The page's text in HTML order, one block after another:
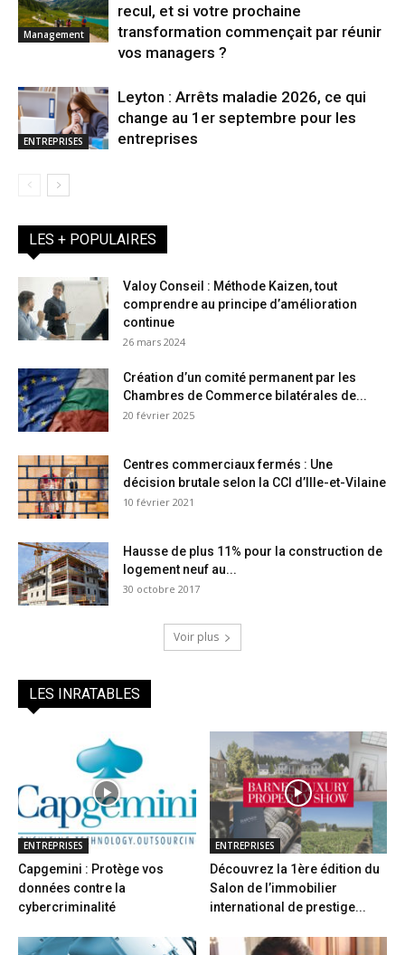
Management
recul, et si votre prochaine
transformation commençait par réunir
vos managers ?
ENTREPRISES
Leyton : Arrêts maladie 2026, ce qui
change au 1er septembre pour les
entreprises
LES + POPULAIRES
Valoy Conseil : Méthode Kaizen, tout
comprendre au principe d’amélioration
continue
26 mars 2024
Création d’un comité permanent par les
Chambres de Commerce bilatérales de...
20 février 2025
Centres commerciaux fermés : Une
décision brutale selon la CCI d’Ille-et-Vilaine
10 février 2021
Hausse de plus 11% pour la construction de
logement neuf au...
30 octobre 2017
Voir plus
LES INRATABLES
ENTREPRISES
Capgemini : Protège vos
données contre la
cybercriminalité
ENTREPRISES
Découvrez la 1ère édition du
Salon de l’immobilier
international de prestige...